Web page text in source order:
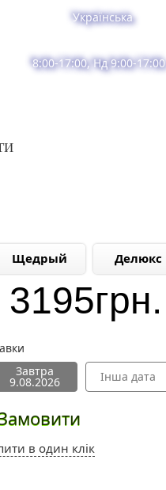
Українська
8:00-17:00, Нд 9:00-17:00
Щедрый Делюкс
3195грн.
Завтра
9.08.2026 Інша дата
в один клік